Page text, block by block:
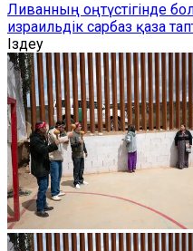
Ливанның оңтүстігінде
израильдік сарбаз қаза
Іздеу